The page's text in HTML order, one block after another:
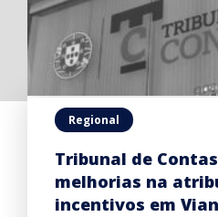
Regional
Tribunal de
melhorias na
incentivos em